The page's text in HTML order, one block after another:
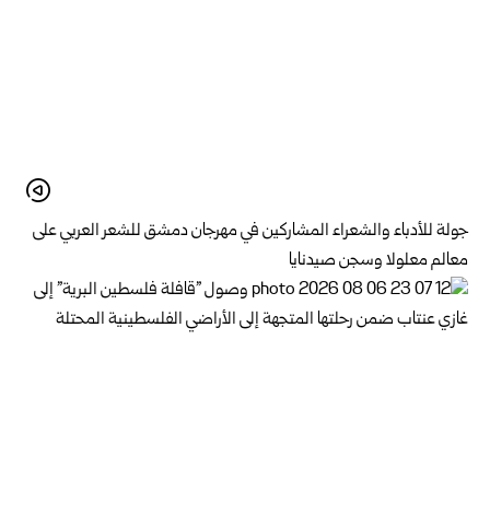
جولة للأدباء والشعراء المشاركين في مهرجان دمشق للشعر العربي على
معالم معلولا وسجن صيدنايا